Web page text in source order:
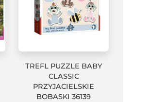
TREFL PUZZLE BABY
CLASSIC
PRZYJACIELSKIE
BOBASKI 36139